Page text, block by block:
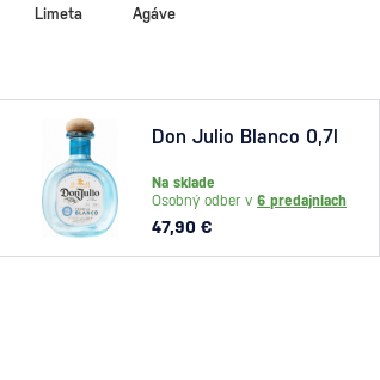
Limeta Agáve
Don Julio Blanco 0,7l
Na sklade
Osobný odber v 6 predajniach
47,90 €